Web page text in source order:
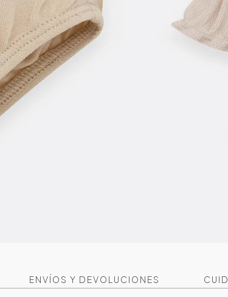
ENVÍOS Y DEVOLUCIONES